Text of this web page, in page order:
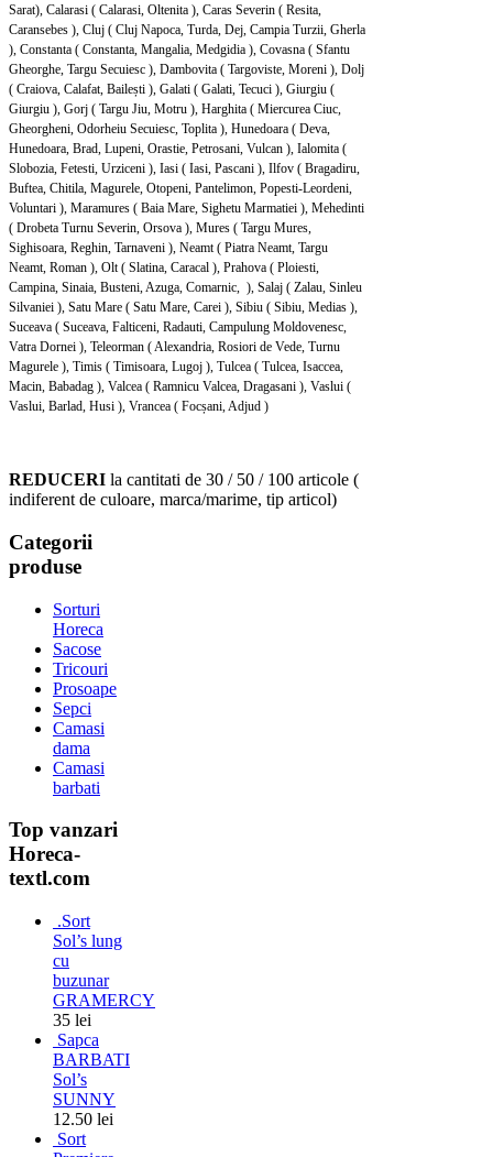
Sarat), Calarasi ( Calarasi, Oltenita ), Caras Severin ( Resita,
Caransebes ), Cluj ( Cluj Napoca, Turda, Dej, Campia Turzii, Gherla
), Constanta ( Constanta, Mangalia, Medgidia ), Covasna ( Sfantu
Gheorghe, Targu Secuiesc ), Dambovita ( Targoviste, Moreni ), Dolj
( Craiova, Calafat, Bailești ), Galati ( Galati, Tecuci ), Giurgiu (
Giurgiu ), Gorj ( Targu Jiu, Motru ), Harghita ( Miercurea Ciuc,
Gheorgheni, Odorheiu Secuiesc, Toplita ), Hunedoara ( Deva,
Hunedoara, Brad, Lupeni, Orastie, Petrosani, Vulcan ), Ialomita (
Slobozia, Fetesti, Urziceni ), Iasi ( Iasi, Pascani ), Ilfov ( Bragadiru,
Buftea, Chitila, Magurele, Otopeni, Pantelimon, Popesti-Leordeni,
Voluntari ), Maramures ( Baia Mare, Sighetu Marmatiei ), Mehedinti
( Drobeta Turnu Severin, Orsova ), Mures ( Targu Mures,
Sighisoara, Reghin, Tarnaveni ), Neamt ( Piatra Neamt, Targu
Neamt, Roman ), Olt ( Slatina, Caracal ), Prahova ( Ploiesti,
Campina, Sinaia, Busteni, Azuga, Comarnic, ), Salaj ( Zalau, Sinleu
Silvaniei ), Satu Mare ( Satu Mare, Carei ), Sibiu ( Sibiu, Medias ),
Suceava ( Suceava, Falticeni, Radauti, Campulung Moldovenesc,
Vatra Dornei ), Teleorman ( Alexandria, Rosiori de Vede, Turnu
Magurele ), Timis ( Timisoara, Lugoj ), Tulcea ( Tulcea, Isaccea,
Macin, Babadag ), Valcea ( Ramnicu Valcea, Dragasani ), Vaslui (
Vaslui, Barlad, Husi ), Vrancea ( Focșani, Adjud )
REDUCERI la cantitati de 30 / 50 / 100 articole (
indiferent de culoare, marca/marime, tip articol)
Categorii
produse
Sorturi
Horeca
Sacose
Tricouri
Prosoape
Sepci
Camasi
dama
Camasi
barbati
Top vanzari
Horeca-
textl.com
.Sort
Sol’s lung
cu
buzunar
GRAMERCY
35 lei
Sapca
BARBATI
Sol’s
SUNNY
12.50 lei
Sort